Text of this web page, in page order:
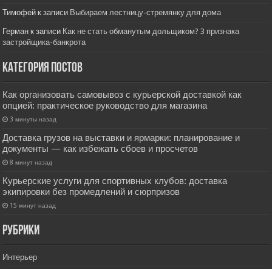
Тимофей к записи Выбираем лестницу-стремянку для дома
Герман к записи Как не стать обманутым дольщиком? 3 признака
застройщика-банкрота
Категория постов
Как организовать самовывоз с курьерской доставкой как
опцией: практическое руководство для магазина
3 минуты назад
Доставка грузов на выставки и ярмарки: планирование и
документы — как избежать сбоев и просчетов
8 минут назад
Курьерские услуги для спортивных клубов: доставка
экипировки без промедлений и сюрпризов
15 минут назад
РУбрики
Интерьер